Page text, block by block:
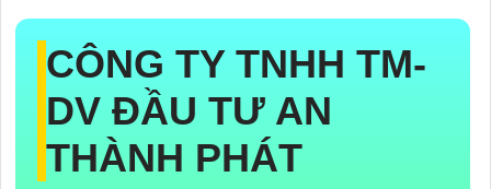
CÔNG TY TNHH TM-
DV ĐẦU TƯ AN
THÀNH PHÁT